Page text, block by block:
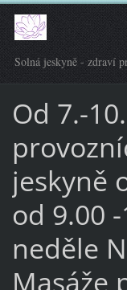
Solná jeskyně - zdraví
Od 7.-
jeskyně
od 9.00
neděle
Masáže